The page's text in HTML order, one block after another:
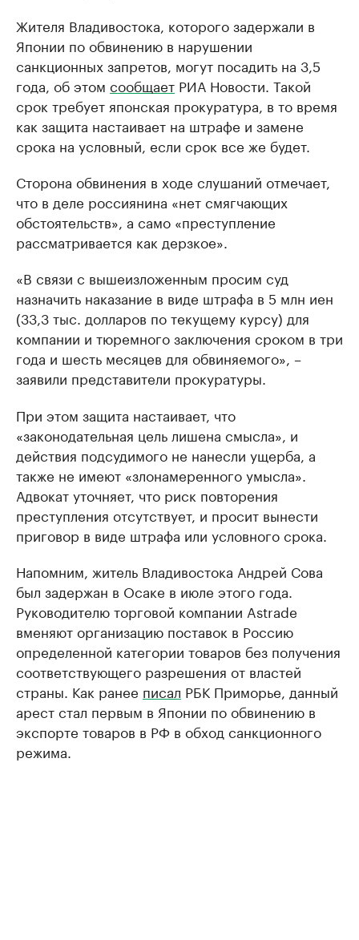
Жителя Владивостока, которого задержали в
Японии по обвинению в нарушении
санкционных запретов, могут посадить на 3,5
года, об этом сообщает РИА Новости. Такой
срок требует японская прокуратура, в то время
как защита настаивает на штрафе и замене
срока на условный, если срок все же будет.
Сторона обвинения в ходе слушаний отмечает,
что в деле россиянина «нет смягчающих
обстоятельств», а само «преступление
рассматривается как дерзкое».
«В связи с вышеизложенным просим суд
назначить наказание в виде штрафа в 5 млн иен
(33,3 тыс. долларов по текущему курсу) для
компании и тюремного заключения сроком в три
года и шесть месяцев для обвиняемого», –
заявили представители прокуратуры.
При этом защита настаивает, что
«законодательная цель лишена смысла», и
действия подсудимого не нанесли ущерба, а
также не имеют «злонамеренного умысла».
Адвокат уточняет, что риск повторения
преступления отсутствует, и просит вынести
приговор в виде штрафа или условного срока.
Напомним, житель Владивостока Андрей Сова
был задержан в Осаке в июле этого года.
Руководителю торговой компании Astrade
вменяют организацию поставок в Россию
определенной категории товаров без получения
соответствующего разрешения от властей
страны. Как ранее писал РБК Приморье, данный
арест стал первым в Японии по обвинению в
экспорте товаров в РФ в обход санкционного
режима.